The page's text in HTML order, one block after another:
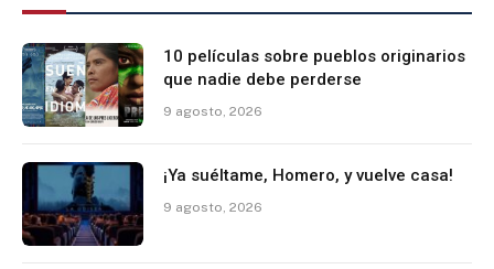
10 películas sobre pueblos originarios
que nadie debe perderse
9 agosto, 2026
¡Ya suéltame, Homero, y vuelve casa!
9 agosto, 2026